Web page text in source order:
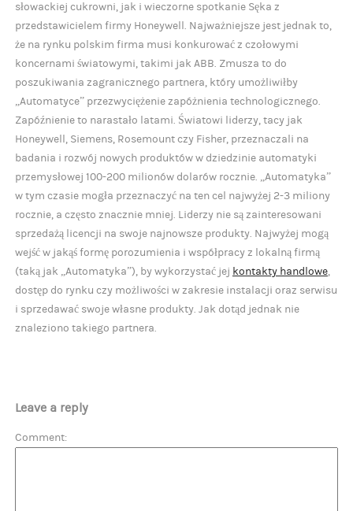
słowackiej cukrowni, jak i wieczorne spotkanie Sęka z
przedstawicielem firmy Honeywell. Najważniejsze jest jednak to,
że na rynku polskim firma musi konkurować z czołowymi
koncernami światowymi, takimi jak ABB. Zmusza to do
poszukiwania zagranicznego partnera, który umożliwiłby
„Automatyce” przezwyciężenie zapóżnienia technologicznego.
Zapóźnienie to narastało latami. Światowi liderzy, tacy jak
Honeywell, Siemens, Rosemount czy Fisher, przeznaczali na
badania i rozwój nowych produktów w dziedzinie automatyki
przemysłowej 100-200 milionów dolarów rocznie. „Automatyka”
w tym czasie mogła przeznaczyć na ten cel najwyżej 2-3 miliony
rocznie, a często znacznie mniej. Liderzy nie są zainteresowani
sprzedażą licencji na swoje najnowsze produkty. Najwyżej mogą
wejść w jakąś formę porozumienia i współpracy z lokalną firmą
(taką jak „Automatyka”), by wykorzystać jej kontakty handlowe,
dostęp do rynku czy możliwości w zakresie instalacji oraz serwisu
i sprzedawać swoje własne produkty. Jak dotąd jednak nie
znaleziono takiego partnera.
Leave a reply
Comment